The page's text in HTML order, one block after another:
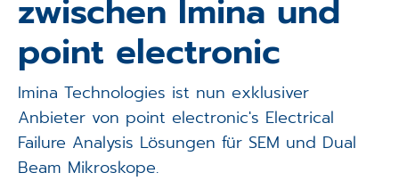
Applikationen
Techniken
Unternehmen
zwischen Imina und
point electronic
Imina Technologies ist nun exklusiver
Anbieter von point electronic's Electrical
Failure Analysis Lösungen für SEM und Dual
Beam Mikroskope.